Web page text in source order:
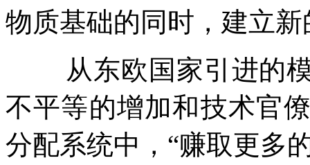
物质基础的同时，建立
从东欧国家引进的
不平等的增加和技术官
分配系统中， “赚取更多